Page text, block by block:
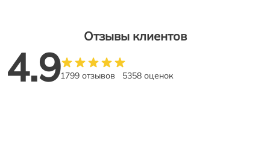
Отзывы клиентов
4.91799 отзывов 5358 оценок